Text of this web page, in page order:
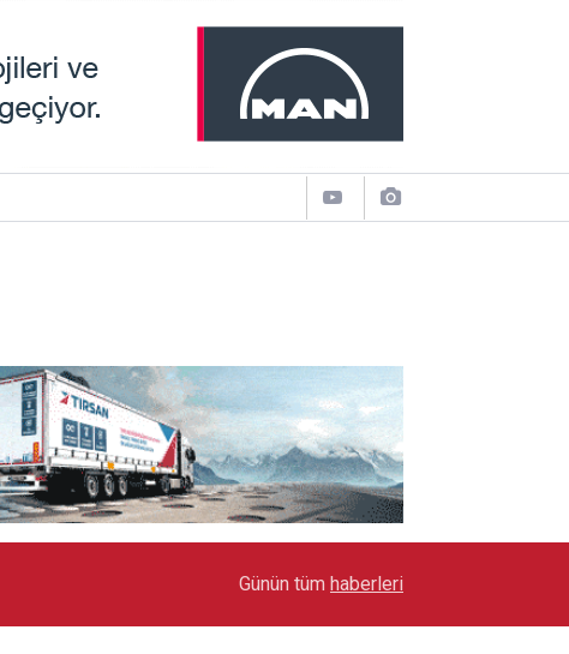
Toyota Otomotiv Sanayi Türkiye Üretime Ara
Günün tüm haberleri